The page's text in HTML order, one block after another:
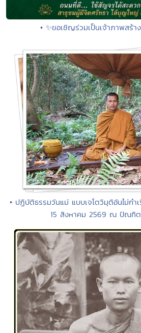
• ✨ขอเชิญร่วมเป็นเจ้าภาพสร้
• ปฏิบัติธรรมวันแม่ แบบเจโตวิมุติอันไม่ก
15 สิงหาคม 2569 ณ ปัณฑิต